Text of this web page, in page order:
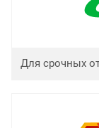
Для срочных